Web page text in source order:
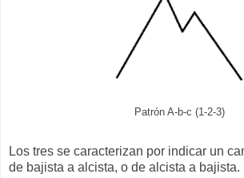
Patrón A-b-c (1-2-3)
Los tres se caracterizan por indicar un
de bajista a alcista, o de alcista a bajista.